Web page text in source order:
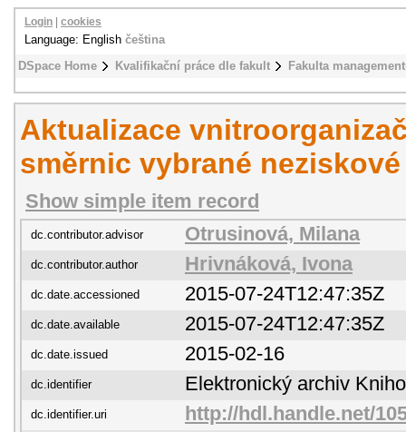
DSpace Home Kvalifikační práce dle fakult Fakulta
Login cookies
Language: English čeština
Aktualizace
směrnic vybrané
Show simple item record
dc.contributor.advisor Otrusinová, Milana
dc.contributor.author Hrivnáková, Ivona
dc.date.accessioned 2015-07-24T12:47:35Z
dc.date.available 2015-07-24T12:47:35Z
dc.date.issued 2015-02-16
dc.identifier Elektronický archiv
dc.identifier.uri http://hdl.handle.net/